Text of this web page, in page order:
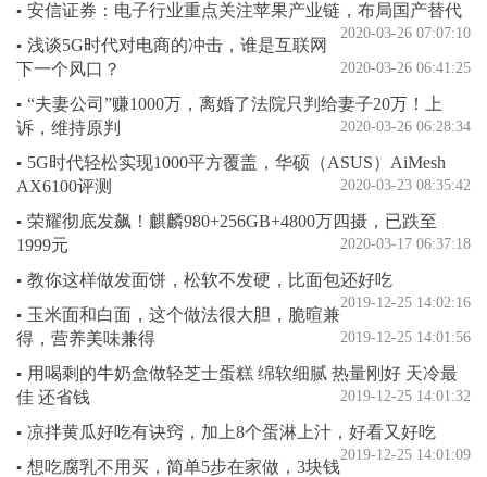
▪ 安信证券：电子行业重点关注苹果产业链，布局国产替代
2020-03-26 07:07:10
▪ 浅谈5G时代对电商的冲击，谁是互联网
下一个风口？
2020-03-26 06:41:25
▪ “夫妻公司”赚1000万，离婚了法院只判给妻子20万！上
诉，维持原判
2020-03-26 06:28:34
▪ 5G时代轻松实现1000平方覆盖，华硕（ASUS）AiMesh
AX6100评测
2020-03-23 08:35:42
▪ 荣耀彻底发飙！麒麟980+256GB+4800万四摄，已跌至
1999元
2020-03-17 06:37:18
▪ 教你这样做发面饼，松软不发硬，比面包还好吃
2019-12-25 14:02:16
▪ 玉米面和白面，这个做法很大胆，脆暄兼
得，营养美味兼得
2019-12-25 14:01:56
▪ 用喝剩的牛奶盒做轻芝士蛋糕 绵软细腻 热量刚好 天冷最
佳 还省钱
2019-12-25 14:01:32
▪ 凉拌黄瓜好吃有诀窍，加上8个蛋淋上汁，好看又好吃
2019-12-25 14:01:09
▪ 想吃腐乳不用买，简单5步在家做，3块钱